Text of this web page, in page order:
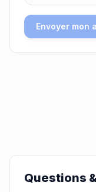
Envoyer mon
Questions